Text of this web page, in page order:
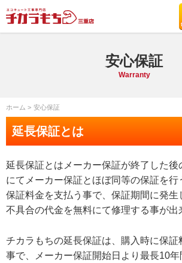
安心保証
Warranty
ホーム 安心保証
延長保証とは
延長保証とはメーカー保証が終了した後
にてメーカー保証とほぼ同等の保証を行
保証料金を支払う事で、保証期間に発生
不具合の代金を無料にて修理する事が出
チカラもちの延長保証は、購入時に保証
事で、メーカー保証開始日より最長10